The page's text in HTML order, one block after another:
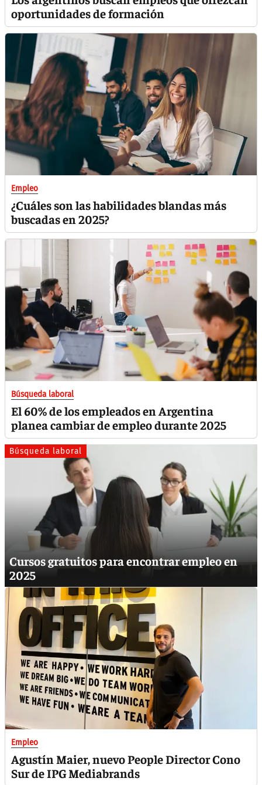
oportunidades de formación
Empleo
¿Cuáles son las habilidades blandas más
buscadas en 2025?
Búsqueda laboral
El 60% de los empleados en Argentina
planea cambiar de empleo durante 2025
Búsqueda laboral
Cursos gratuitos para encontrar empleo en
2025
Empleo
Agustín Maier, nuevo People Director Cono
Sur de IPG Mediabrands